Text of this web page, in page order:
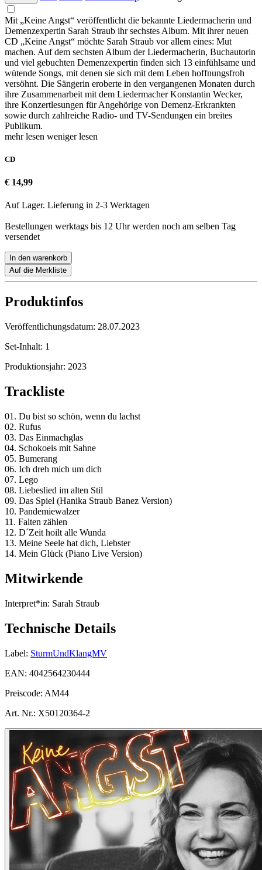
Mit „Keine Angst“ veröffentlicht die bekannte Liedermacherin und
Demenzexpertin Sarah Straub ihr sechstes Album. Mit ihrer neuen
CD „Keine Angst“ möchte Sarah Straub vor allem eines: Mut
machen. Auf dem sechsten Album der Liedermacherin, Buchautorin
und viel gebuchten Demenzexpertin finden sich 13 einfühlsame und
wütende Songs, mit denen sie sich mit dem Leben hoffnungsfroh
versöhnt. Die Sängerin eroberte in den vergangenen Monaten durch
ihre Zusammenarbeit mit dem Liedermacher Konstantin Wecker,
ihre Konzertlesungen für Angehörige von Demenz-Erkrankten
sowie durch zahlreiche Radio- und TV-Sendungen ein breites
Publikum.
mehr lesen weniger lesen
CD
€ 14,99
Auf Lager. Lieferung in 2-3 Werktagen
Bestellungen werktags bis 12 Uhr werden noch am selben Tag
versendet
In den warenkorb
Auf die Merkliste
Produktinfos
Veröffentlichungsdatum: 28.07.2023
Set-Inhalt: 1
Produktionsjahr: 2023
Trackliste
01. Du bist so schön, wenn du lachst
02. Rufus
03. Das Einmachglas
04. Schokoeis mit Sahne
05. Bumerang
06. Ich dreh mich um dich
07. Lego
08. Liebeslied im alten Stil
09. Das Spiel (Hanika Straub Banez Version)
10. Pandemiewalzer
11. Falten zählen
12. D´Zeit hoilt alle Wunda
13. Meine Seele hat dich, Liebster
14. Mein Glück (Piano Live Version)
Mitwirkende
Interpret*in: Sarah Straub
Technische Details
Label: SturmUndKlangMV
EAN: 4042564230444
Preiscode: AM44
Art. Nr.: X50120364-2